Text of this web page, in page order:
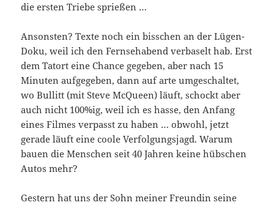
die ersten Triebe sprießen …
Ansonsten? Texte noch ein bisschen an der Lügen-
Doku, weil ich den Fernsehabend verbaselt hab. Erst
dem Tatort eine Chance gegeben, aber nach 15
Minuten aufgegeben, dann auf arte umgeschaltet,
wo Bullitt (mit Steve McQueen) läuft, schockt aber
auch nicht 100%ig, weil ich es hasse, den Anfang
eines Filmes verpasst zu haben … obwohl, jetzt
gerade läuft eine coole Verfolgungsjagd. Warum
bauen die Menschen seit 40 Jahren keine hübschen
Autos mehr?
Gestern hat uns der Sohn meiner Freundin seine